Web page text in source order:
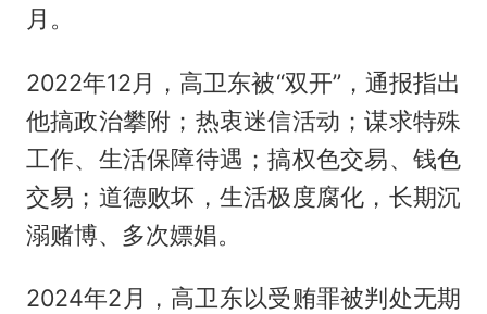
月。
2022年12月，高卫东被“双开”，通报指出
他搞政治攀附；热衷迷信活动；谋求特殊
工作、生活保障待遇；搞权色交易、钱色
交易；道德败坏，生活极度腐化，长期沉
溺赌博、多次嫖娼。
2024年2月，高卫东以受贿罪被判处无期